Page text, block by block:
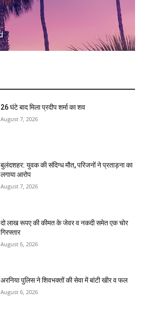
26 घंटे बाद मिला प्रदीप शर्मा का शव
August 7, 2026
बुलंदशहर: युवक की संदिग्ध मौत, परिजनों ने प्रताड़ना का
लगाया आरोप
August 7, 2026
दो लाख रूपए की कीमत के जेवर व नकदी समेत एक चोर
गिरफ्तार
August 6, 2026
अरनिया पुलिस ने शिवभक्तों की सेवा में बांटी खीर व फल
August 6, 2026